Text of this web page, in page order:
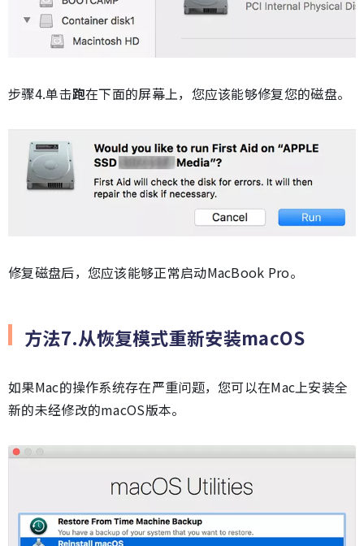
步骤4.单击跑在下面的屏幕上，您应该能够修复您的磁盘。
修复磁盘后，您应该能够正常启动MacBook Pro。
方法7.从恢复模式重新安装macOS
如果Mac的操作系统存在严重问题，您可以在Mac上安装全
新的未经修改的macOS版本。